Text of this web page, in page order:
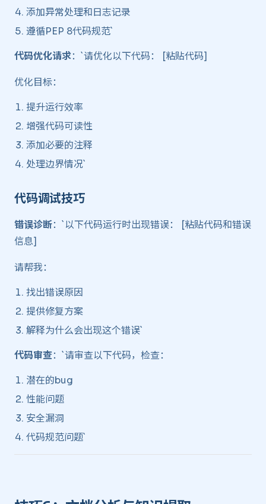
添加异常处理和日志记录
遵循PEP 8代码规范`
代码优化请求：`请优化以下代码： [粘贴代码]
优化目标：
提升运行效率
增强代码可读性
添加必要的注释
处理边界情况`
代码调试技巧 ​
错误诊断：`以下代码运行时出现错误： [粘贴代码和错误
信息]
请帮我：
找出错误原因
提供修复方案
解释为什么会出现这个错误`
代码审查：`请审查以下代码，检查：
潜在的bug
性能问题
安全漏洞
代码规范问题`